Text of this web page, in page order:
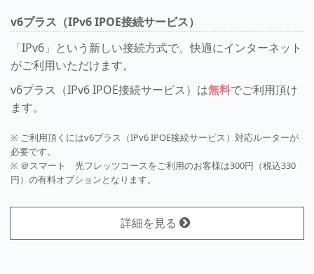
v6プラス（IPv6 IPOE接続サービス）
「IPv6」という新しい接続方式で、快適にインターネット
がご利用いただけます。
v6プラス（IPv6 IPOE接続サービス）は無料でご利用頂け
ます。
※ ご利用頂くにはv6プラス（IPv6 IPOE接続サービス）対応ルーターが
必要です。
※ ＠スマート 光フレッツコースをご利用のお客様は300円（税込330
円）の有料オプションとなります。
詳細を見る